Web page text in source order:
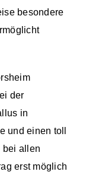
besondere
der
in
und einen toll
bei allen
erst möglich